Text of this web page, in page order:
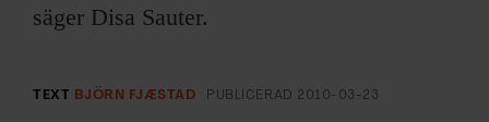
säger Disa Sauter.
TEXT BJÖRN FJÆSTAD PUBLICERAD 2010-03-23